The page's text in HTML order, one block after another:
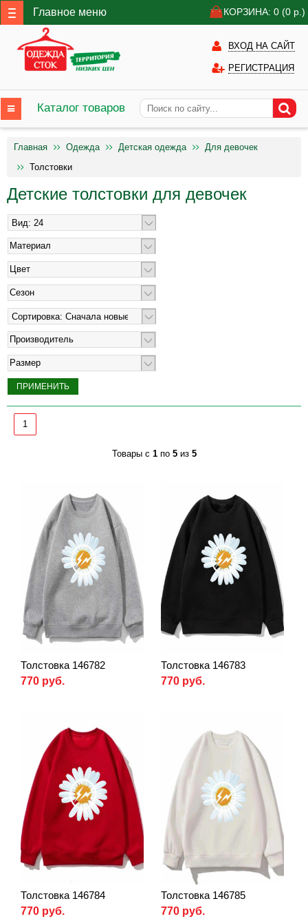
Главное меню КОРЗИНА: 0 (0 р.)
ВХОД НА САЙТ
РЕГИСТРАЦИЯ
Каталог товаров
Главная Одежда Детская одежда
Для девочек
Толстовки
Детские толстовки для девочек
Материал
Цвет
Сезон
Производитель
Размер
1
Товары с 1по 5из 5
Толстовка 146782
770 руб.
Толстовка 146783
770 руб.
Толстовка 146784
770 руб.
Толстовка 146785
770 руб.